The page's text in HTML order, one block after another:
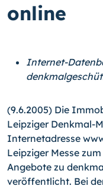
online
Internet-
(9.6.2005) Die
Leipziger Denkmal-
Internetadresse
Leipziger Messe
Angebote zu
veröffentlicht. Bei